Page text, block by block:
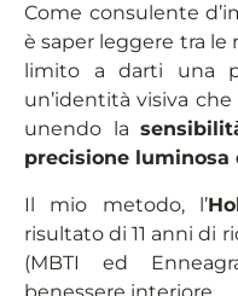
Come consulente
è saper leggere tra le
limito a darti una
un’identità visiva
unendo la
precisione luminosa
Il mio metodo, l’
risultato di 11 anni di
(MBTI ed
benessere interiore.